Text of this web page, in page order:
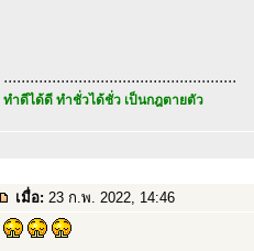
.....................................................
ทำดีได้ดี ทำชั่วได้ชั่ว เป็นกฎตายตัว
เมื่อ: 23 ก.พ. 2022, 14:46